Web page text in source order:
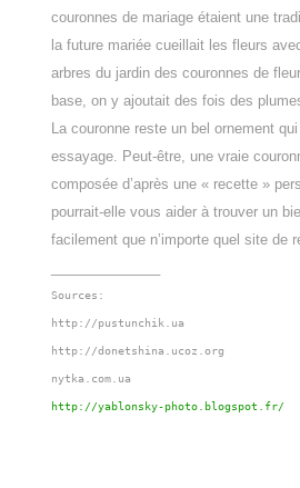
couronnes de mariage étaient une
la future mariée cueillait les fleurs
arbres du jardin des couronnes de
base, on y ajoutait des fois des
La couronne reste un bel ornement
essayage. Peut-être, une vraie
composée d’après une « recette »
pourrait-elle vous aider à trouver un
facilement que n’importe quel site de
Sources:
http://pustunchik.ua
http://donetshina.ucoz.org
nytka.com.ua
http://yablonsky-photo.blogspot.fr/